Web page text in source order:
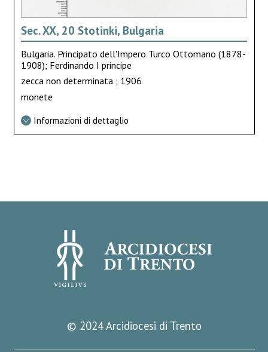
Sec. XX, 20 Stotinki, Bulgaria
Bulgaria. Principato dell'Impero Turco Ottomano (1878-
1908); Ferdinando I principe
zecca non determinata ; 1906
monete
Informazioni di dettaglio
© 2024 Arcidiocesi di Trento